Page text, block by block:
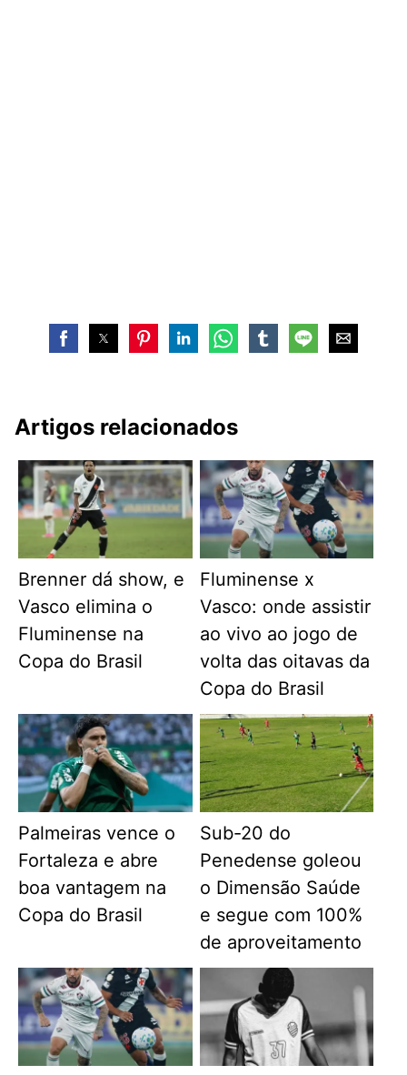
Artigos relacionados
Brenner dá show, e
Vasco elimina o
Fluminense na
Copa do Brasil
Fluminense x
Vasco: onde assistir
ao vivo ao jogo de
volta das oitavas da
Copa do Brasil
Palmeiras vence o
Fortaleza e abre
boa vantagem na
Copa do Brasil
Sub-20 do
Penedense goleou
o Dimensão Saúde
e segue com 100%
de aproveitamento